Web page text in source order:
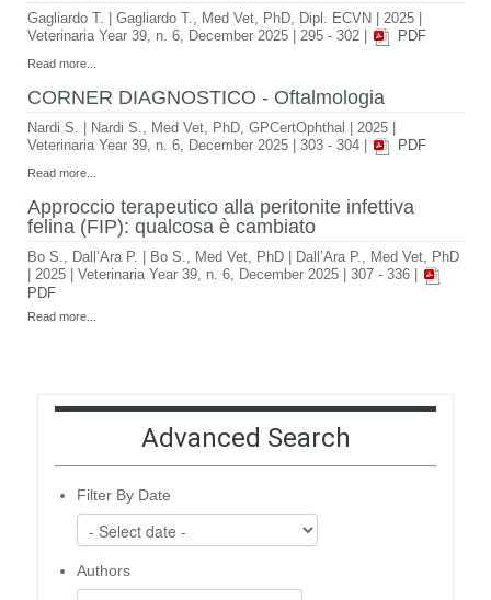
Gagliardo T. Gagliardo T., Med Vet, PhD, Dipl. ECVN 2025
Veterinaria Year 39, n. 6, December 2025
295 - 302 PDF
Read more...
CORNER DIAGNOSTICO - Oftalmologia
Nardi S. Nardi S., Med Vet, PhD, GPCertOphthal 2025
Veterinaria Year 39, n. 6, December 2025
303 - 304 PDF
Read more...
Approccio terapeutico alla peritonite infettiva
felina (FIP): qualcosa è cambiato
Bo S., Dall’Ara P.
Bo S., Med Vet, PhD | Dall’Ara P., Med Vet, PhD
2025 Veterinaria Year 39, n. 6, December 2025 307 - 336
PDF
Read more...
Advanced Search
Filter By Date
Authors